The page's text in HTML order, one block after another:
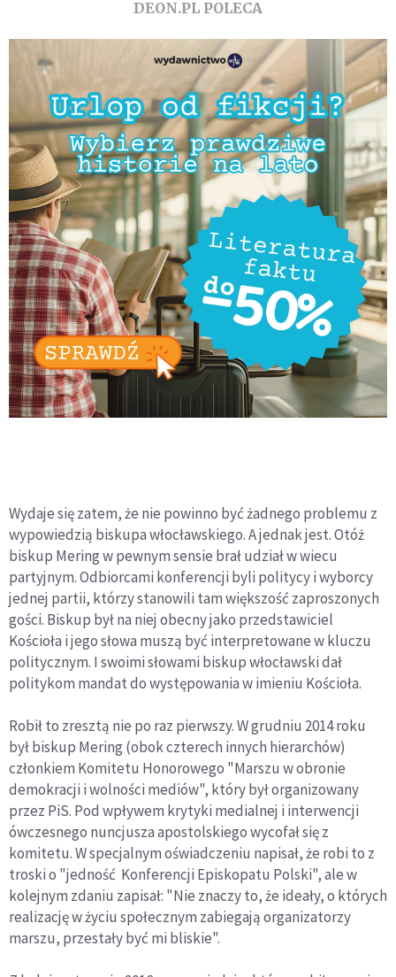
DEON.PL POLECA
Wydaje się zatem, że nie powinno być żadnego problemu z
wypowiedzią biskupa włocławskiego. A jednak jest. Otóż
biskup Mering w pewnym sensie brał udział w wiecu
partyjnym. Odbiorcami konferencji byli politycy i wyborcy
jednej partii, którzy stanowili tam większość zaproszonych
gości. Biskup był na niej obecny jako przedstawiciel
Kościoła i jego słowa muszą być interpretowane w kluczu
politycznym. I swoimi słowami biskup włocławski dał
politykom mandat do występowania w imieniu Kościoła.
Robił to zresztą nie po raz pierwszy. W grudniu 2014 roku
był biskup Mering (obok czterech innych hierarchów)
członkiem Komitetu Honorowego "Marszu w obronie
demokracji i wolności mediów", który był organizowany
przez PiS. Pod wpływem krytyki medialnej i interwencji
ówczesnego nuncjusza apostolskiego wycofał się z
komitetu. W specjalnym oświadczeniu napisał, że robi to z
troski o "jedność Konferencji Episkopatu Polski", ale w
kolejnym zdaniu zapisał: "Nie znaczy to, że ideały, o których
realizację w życiu społecznym zabiegają organizatorzy
marszu, przestały być mi bliskie".